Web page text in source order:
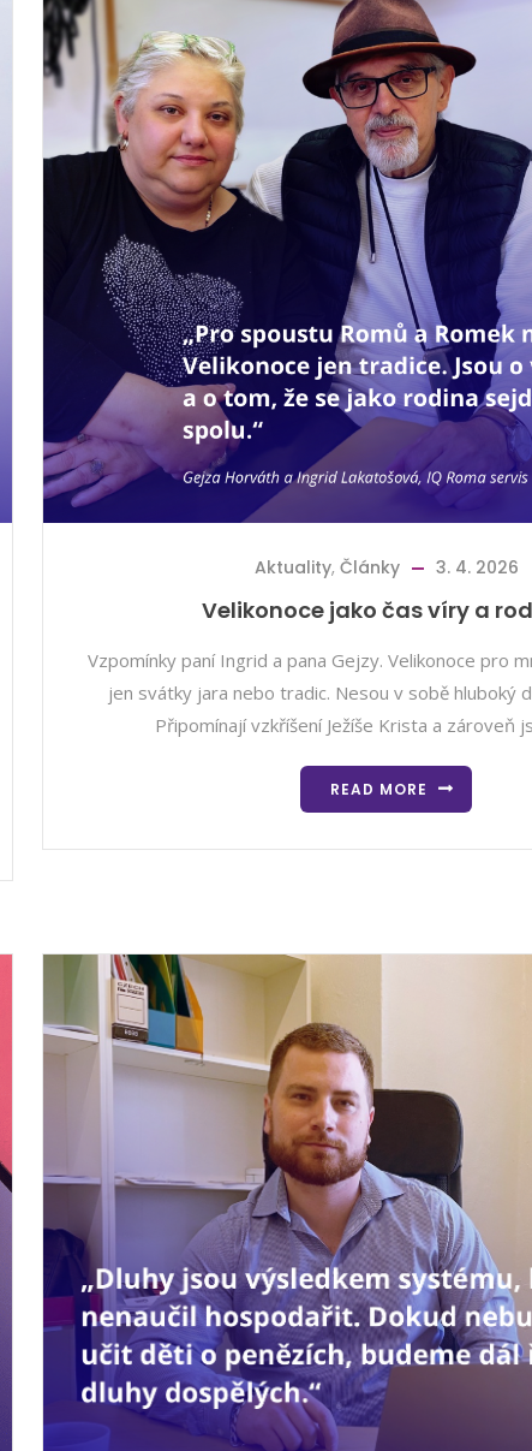
Aktuality, Články 3. 4. 2026
Velikonoce jako čas víry a
Vzpomínky paní Ingrid a pana Gejzy. Velikonoce pro
jen svátky jara nebo tradic. Nesou v sobě hluboký
Připomínají vzkříšení Ježíše Krista a zároveň
READ MORE